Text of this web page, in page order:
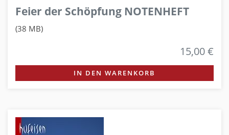
Feier der Schöpfung NOTENHEFT
(38 MB)
15,00 €
IN DEN WARENKORB